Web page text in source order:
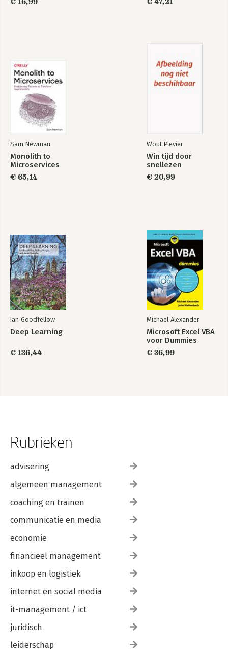
Focus bites
Focus in drukke
teams
Bekijk alle boeken
Sam Newman
Monolith to
Microservices
€ 65,14
Wout Plevier
Win tijd door
snellezen
€ 20,99
Ian Goodfellow
Deep Learning
€ 136,44
Michael Alexander
Microsoft Excel VBA
voor Dummies
€ 36,99
Rubrieken
advisering
algemeen management
coaching en trainen
communicatie en media
economie
financieel management
inkoop en logistiek
internet en social media
it-management / ict
juridisch
leiderschap